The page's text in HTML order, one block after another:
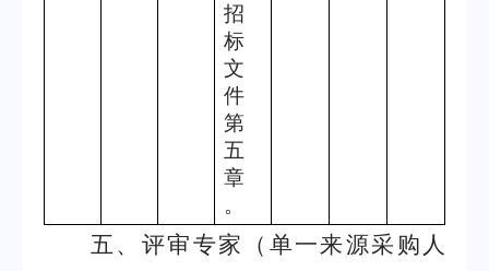
招
标
文
件
第
五
章
。
五、评审专家（单一来源采购人